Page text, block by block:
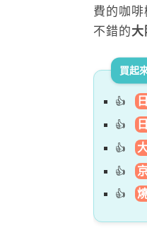
費的咖
不錯的大
買起